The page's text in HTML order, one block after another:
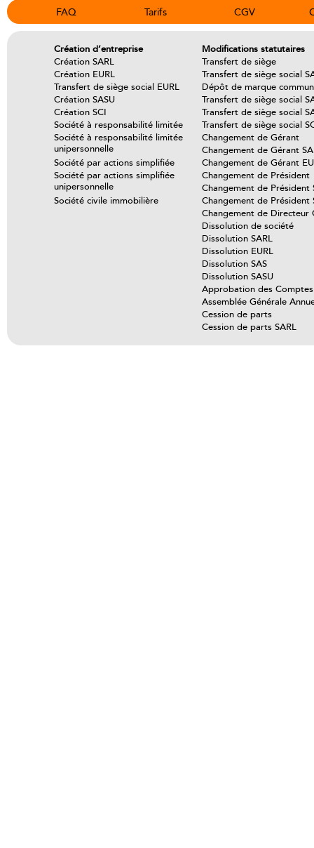
FAQ Tarifs CGV
Création d’entreprise
Modifications statutaires
Création SARL
Transfert de siège
Création EURL
Transfert de siège social
Transfert de siège social EURL
Dépôt de marque
Création SASU
Transfert de siège social
Création SCI
Transfert de siège social
Société à responsabilité limitée
Transfert de siège social
Société à responsabilité limitée
unipersonnelle
Changement de Gérant
Changement de Gérant
Société par actions simplifiée
Changement de Gérant
Société par actions simplifiée
unipersonnelle
Changement de Président
Changement de Président
Société civile immobilière
Changement de Président
Changement de Directeur
Dissolution de société
Dissolution SARL
Dissolution EURL
Dissolution SAS
Dissolution SASU
Approbation des Comptes
Assemblée Générale
Cession de parts
Cession de parts SARL